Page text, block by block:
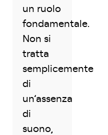
un ruolo
fondamentale.
Non si
tratta
semplicemente
di
un’assenza
di
suono,